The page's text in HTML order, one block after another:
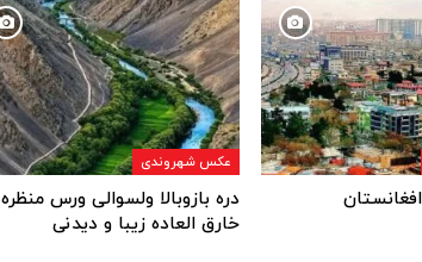
عکس شهروندی
دره بازوبالا ولسوالی ورس منظره
خارق العاده زیبا و دیدنی